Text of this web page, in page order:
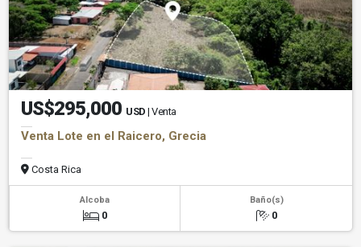
US$295,000 USD | Venta
Venta Lote en el Raicero, Grecia
Costa Rica
Alcoba
0
Baño(s)
0